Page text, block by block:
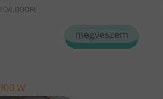
104,000Ft
megveszem
W